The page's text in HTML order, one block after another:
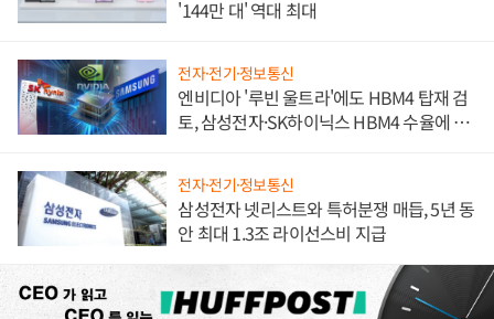
'144만 대' 역대 최대
전자·전기·정보통신
엔비디아 '루빈 울트라'에도 HBM4 탑재 검
토, 삼성전자·SK하이닉스 HBM4 수율에 주
전자·전기·정보통신
삼성전자 넷리스트와 특허분쟁 매듭, 5년 동
안 최대 1.3조 라이선스비 지급